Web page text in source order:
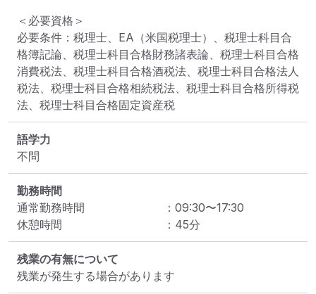
＜必要資格＞
必要条件：税理士、EA（米国税理士）、税理士科目合
格簿記論、税理士科目合格財務諸表論、税理士科目合格
消費税法、税理士科目合格酒税法、税理士科目合格法人
税法、税理士科目合格相続税法、税理士科目合格所得税
法、税理士科目合格固定資産税
語学力
不問
勤務時間
通常勤務時間
： 09:30〜17:30
休憩時間
： 45分
残業の有無について
残業が発生する場合があります